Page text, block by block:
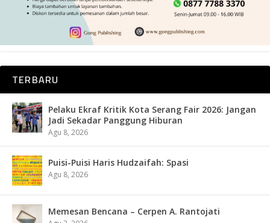
TERBARU
Pelaku Ekraf Kritik Kota Serang Fair 2026: Jangan
Jadi Sekadar Panggung Hiburan
Agu 8, 2026
Puisi-Puisi Haris Hudzaifah: Spasi
Agu 8, 2026
Memesan Bencana – Cerpen A. Rantojati